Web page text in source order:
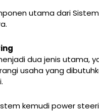
utama dari
dua jenis utama,
usaha yang
kemudi power